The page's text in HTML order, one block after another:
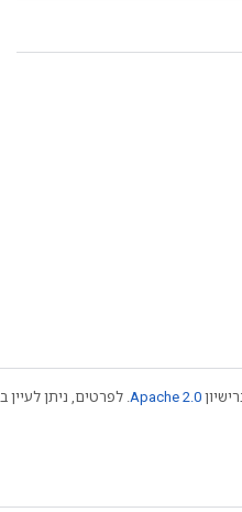
Apache 2.0 . לפרטים, ניתן לעיין ב